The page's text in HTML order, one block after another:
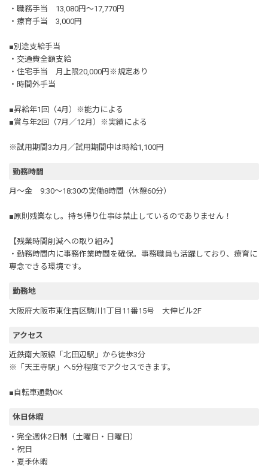
・職務手当 13,080円～17,770円
・療育手当 3,000円
■別途支給手当
・交通費全額支給
・住宅手当 月上限20,000円※規定あり
・時間外手当
■昇給年1回（4月）※能力による
■賞与年2回（7月／12月）※実績による
※試用期間3カ月／試用期間中は時給1,100円
勤務時間
月～金 9:30～18:30の実働8時間（休憩60分）
■原則残業なし。持ち帰り仕事は禁止しているのでありません！
【残業時間削減への取り組み】
・勤務時間内に事務作業時間を確保。事務職員も活躍しており、療育に
専念できる環境です。
勤務地
大阪府大阪市東住吉区駒川1丁目11番15号 大伸ビル2F
アクセス
近鉄南大阪線「北田辺駅」から徒歩3分
※「天王寺駅」へ5分程度でアクセスできます。
■自転車通勤OK
休日休暇
・完全週休2日制（土曜日・日曜日）
・祝日
・夏季休暇